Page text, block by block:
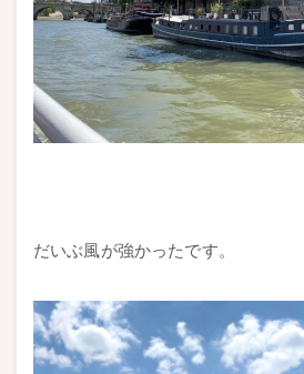
だいぶ風が強かったです。